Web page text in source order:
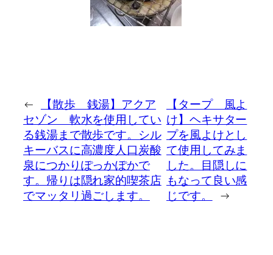
←
【散歩 銭湯】アクア
セゾン 軟水を使用してい
る銭湯まで散歩です。シル
キーバスに高濃度人口炭酸
泉につかりぽっかぽかで
す。帰りは隠れ家的喫茶店
でマッタリ過ごします。
【タープ 風よ
け】ヘキサター
プを風よけとし
て使用してみま
した。目隠しに
もなって良い感
じです。
→